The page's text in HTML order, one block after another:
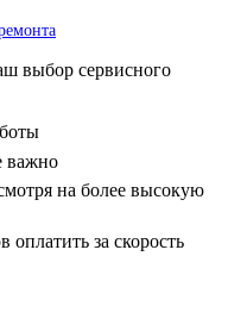
выбор сервисного
важно
на более высокую
за скорость